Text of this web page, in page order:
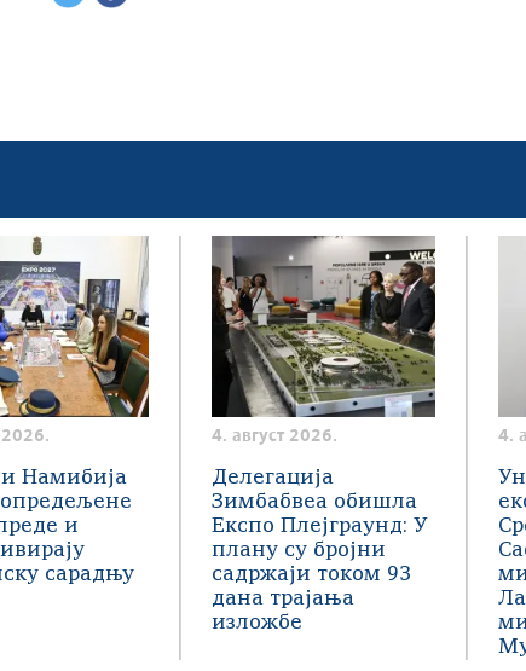
2026.
и Намибија
опредељене
и
сарадњу
4. август 2026.
Делегација
Зимбабвеа обишла
Експо Плејграунд: У
плану су бројни
садржаји током 93
дана трајања
изложбе
4.